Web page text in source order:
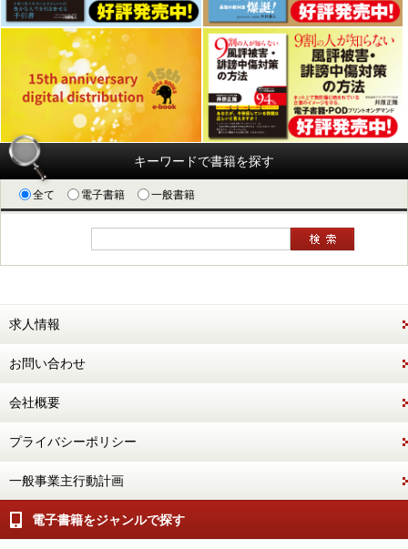
キーワードで書籍を探す
全て 電子書籍 一般書籍
求人情報
お問い合わせ
会社概要
プライバシーポリシー
一般事業主行動計画
電子書籍をジャンルで探す